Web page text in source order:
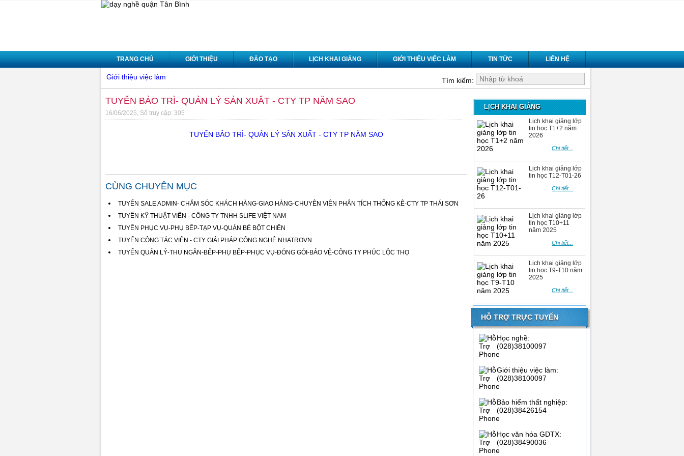
TRANG CHỦ GIỚI THIỆU ĐÀO TẠO LỊCH KHAI GIẢNG GIỚI THIỆU VIỆC LÀM TIN TỨC LIÊN HỆ
Giới thiệu việc làm Tìm kiếm:
LỊCH KHAI GIẢNG
Lịch khai giảng lớp
tin học T1+2 năm
2026
Chi tiết...
Lịch khai giảng lớp
tin học T12-T01-26
Chi tiết...
Lịch khai giảng lớp
tin học T10+11
năm 2025
Chi tiết...
Lịch khai giảng lớp
tin học T9-T10 năm
2025
Chi tiết...
TUYỂN BẢO TRÌ- QUẢN LÝ SẢN XUẤT - CTY TP NĂM SAO
16/06/2025, Số truy cập: 305
TUYỂN BẢO TRÌ- QUẢN LÝ SẢN XUẤT - CTY TP NĂM SAO
CÙNG CHUYÊN MỤC
TUYỂN SALE ADMIN- CHĂM SÓC KHÁCH HÀNG-GIAO HÀNG-CHUYÊN VIÊN PHÂN TÍCH THỐNG KÊ-CTY TP THÁI SƠN
TUYỂN KỸ THUẬT VIÊN - CÔNG TY TNHH SLIFE VIỆT NAM
TUYỂN PHỤC VỤ-PHỤ BẾP-TẠP VỤ-QUÁN BÉ BỘT CHIÊN
TUYỂN CỘNG TÁC VIÊN - CTY GIẢI PHÁP CÔNG NGHỆ NHATROVN
TUYỂN QUẢN LÝ-THU NGÂN-BẾP-PHỤ BẾP-PHỤC VỤ-ĐÓNG GÓI-BẢO VỆ-CÔNG TY PHÚC LỘC THỌ
HỖ TRỢ TRỰC TUYẾN
Học nghề:
(028)38100097
Giới thiệu việc làm:
(028)38100097
Bảo hiểm thất nghiệp:
(028)38426154
Học văn hóa GDTX:
(028)38490036